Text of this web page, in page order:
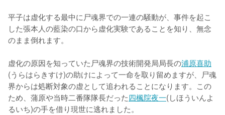
平子は虚化する最中に尸魂界での一連の騒動が、事件を起こ
した張本人の藍染の口から虚化実験であることを知り、無念
のまま倒れます。
虚化の原因を知っていた尸魂界の技術開発局局長の浦原喜助
(うらはらきすけ)の助けによって一命を取り留めますが、尸魂
界からは処断対象の虚として追われることになります。この
ため、蒲原や当時二番隊隊長だった四楓院夜一(しほういんよ
るいち)の手を借り現世に逃れました。